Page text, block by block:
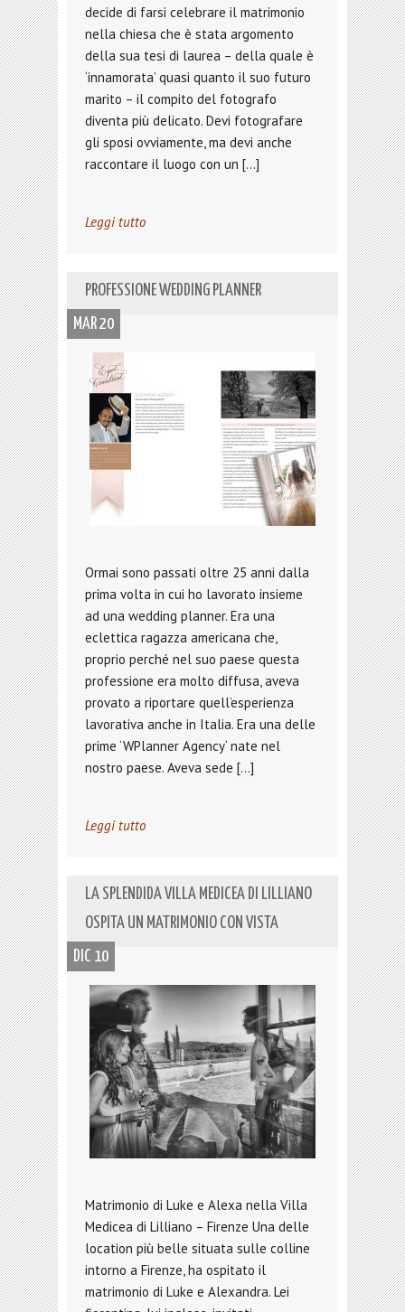
decide di farsi celebrare il matrimonio
nella chiesa che è stata argomento
della sua tesi di laurea – della quale è
‘innamorata’ quasi quanto il suo futuro
marito – il compito del fotografo
diventa più delicato. Devi fotografare
gli sposi ovviamente, ma devi anche
raccontare il luogo con un […]
Leggi tutto
PROFESSIONE WEDDING PLANNER
MAR 20
Ormai sono passati oltre 25 anni dalla
prima volta in cui ho lavorato insieme
ad una wedding planner. Era una
eclettica ragazza americana che,
proprio perché nel suo paese questa
professione era molto diffusa, aveva
provato a riportare quell’esperienza
lavorativa anche in Italia. Era una delle
prime ‘WPlanner Agency‘ nate nel
nostro paese. Aveva sede […]
Leggi tutto
LA SPLENDIDA VILLA MEDICEA DI LILLIANO
OSPITA UN MATRIMONIO CON VISTA
DIC 10
Matrimonio di Luke e Alexa nella Villa
Medicea di Lilliano – Firenze Una delle
location più belle situata sulle colline
intorno a Firenze, ha ospitato il
matrimonio di Luke e Alexandra. Lei